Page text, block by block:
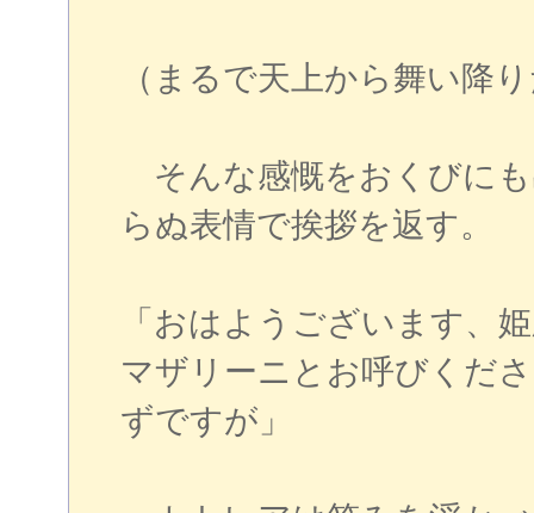
（まるで天上から舞い降
そんな感慨をおくびに
らぬ表情で挨拶を返す。
「おはようございます、
マザリーニとお呼びくだ
ずですが」